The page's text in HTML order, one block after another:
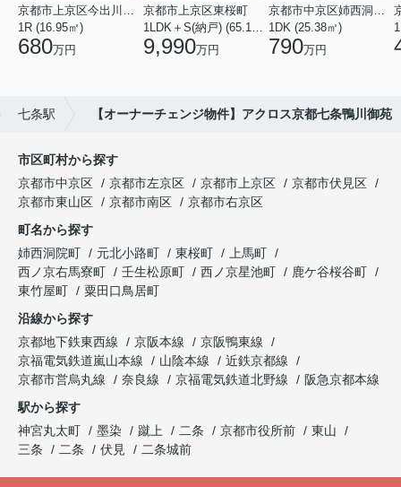
京都市上京区今出川通大宮西入元北小路町
1R (16.95㎡)
680万円
京都市上京区東桜町
1LDK＋S(納戸) (65.17㎡)
9,990万円
京都市中京区姉西洞院町
1DK (25.38㎡)
790万円
七条駅 【オーナーチェンジ物件】アクロス京都七条鴨川御苑
市区町村から探す
京都市中京区
京都市左京区 京都市上京区
京都市伏見区
京都市東山区
京都市南区
京都市右京区
町名から探す
姉西洞院町
元北小路町 東桜町
上馬町
西ノ京右馬寮町
壬生松原町 西ノ京星池町
鹿ケ谷桜谷町
東竹屋町
粟田口鳥居町
沿線から探す
京都地下鉄東西線
京阪本線
京阪鴨東線
京福電気鉄道嵐山本線
山陰本線
近鉄京都線
京都市営烏丸線
奈良線 京福電気鉄道北野線
阪急京都本線
駅から探す
神宮丸太町
墨染 蹴上 二条 京都市役所前
東山
三条
二条 伏見 二条城前